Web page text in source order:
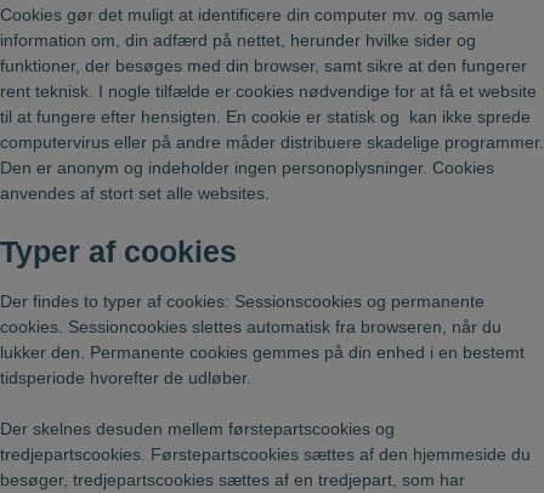
Cookies gør det muligt at identificere din computer mv. og samle
information om, din adfærd på nettet, herunder hvilke sider og
funktioner, der besøges med din browser, samt sikre at den fungerer
rent teknisk. I nogle tilfælde er cookies nødvendige for at få et website
til at fungere efter hensigten. En cookie er statisk og kan ikke sprede
computervirus eller på andre måder distribuere skadelige programmer.
Den er anonym og indeholder ingen personoplysninger. Cookies
anvendes af stort set alle websites.
Typer af cookies
Der findes to typer af cookies: Sessionscookies og permanente
cookies. Sessioncookies slettes automatisk fra browseren, når du
lukker den. Permanente cookies gemmes på din enhed i en bestemt
tidsperiode hvorefter de udløber.
Der skelnes desuden mellem førstepartscookies og
tredjepartscookies. Førstepartscookies sættes af den hjemmeside du
besøger, tredjepartscookies sættes af en tredjepart, som har